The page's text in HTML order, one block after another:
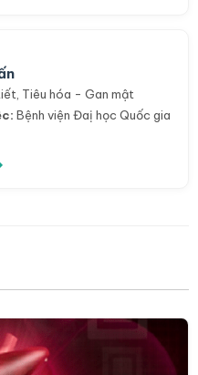
, Tiêu hóa - Gan mật
Bệnh viện Đaị học Quốc gia